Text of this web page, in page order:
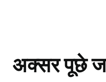
अक्सर पूछे